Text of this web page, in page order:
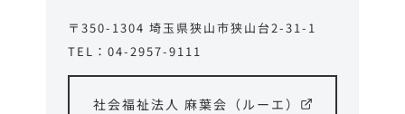
〒350-1304 埼玉県狭山市狭山台2-31-1
TEL：04-2957-9111
社会福祉法人 麻葉会（ルーエ）